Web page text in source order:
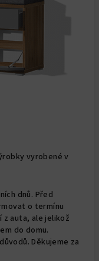
vyrobené v
dnů. Před
o termínu
z auta, ale jelikož
do domu.
Děkujeme za